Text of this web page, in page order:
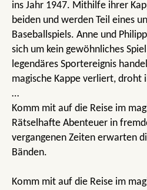
ins Jahr 1947. Mithilfe ihrer
beiden und werden Teil eines
Baseballspiels. Anne und
sich um kein gewöhnliches
legendäres Sportereignis
magische Kappe verliert, droht
…
Komm mit auf die Reise im
Rätselhafte Abenteuer in
vergangenen Zeiten erwarten
Bänden.
Komm mit auf die Reise im